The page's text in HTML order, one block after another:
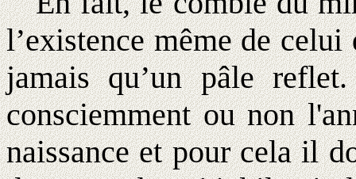
l’existence même de
jamais qu’un pâle
consciemment ou non
naissance et pour cela il